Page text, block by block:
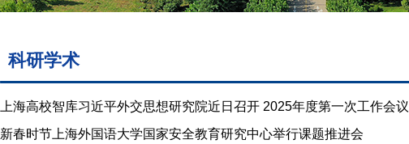
科研学术
上海高校智库习近平外交思想研究院近日召开 2025年度第一次工作会议
新春时节上海外国语大学国家安全教育研究中心举行课题推进会